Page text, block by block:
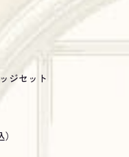
ジセット